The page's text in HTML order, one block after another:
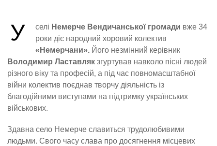
У селі Немерче Вендичанської громади вже 34
роки діє народний хоровий колектив
«Немерчани». Його незмінний керівник
Володимир Ластавляк згуртував навколо пісні людей
різного віку та професій, а під час повномасштабної
війни колектив поєднав творчу діяльність із
благодійними виступами на підтримку українських
військових.
Здавна село Немерче славиться трудолюбивими
людьми. Свого часу слава про досягнення місцевих